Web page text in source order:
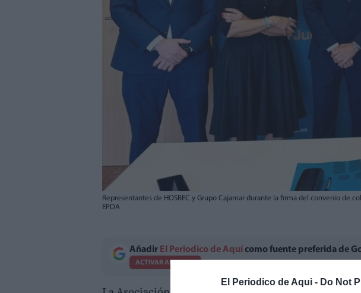
El Periodico de Aqui - Do Not
Representantes de HOSBEC y Grupo Cajamar durante la firma del convenio
EPDA
Añadir El Periodico de Aquí como fuente preferida de
ACTIVAR AHORA